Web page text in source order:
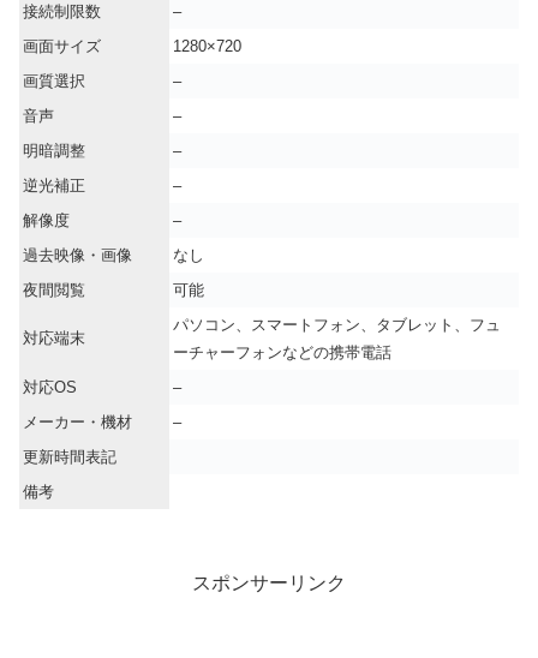
接続制限数
–
画面サイズ
1280×720
画質選択
–
音声
–
明暗調整
–
逆光補正
–
解像度
–
過去映像・画像
なし
夜間閲覧
可能
対応端末
パソコン、スマートフォン、タブレット、フュ
ーチャーフォンなどの携帯電話
対応OS
–
メーカー・機材
–
更新時間表記
備考
スポンサーリンク